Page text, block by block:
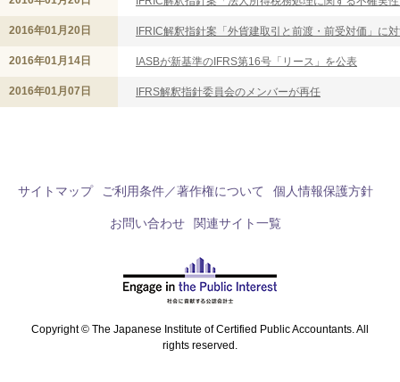
2016年01月20日 IFRIC解釈指針案「外貨建取引と前渡・前受対価」に
2016年01月14日 IASBが新基準のIFRS第16号「リース」を公表
2016年01月07日 IFRS解釈指針委員会のメンバーが再任
サイトマップ ご利用条件／著作権について 個人情報保護方針
お問い合わせ 関連サイト一覧
Copyright © The Japanese Institute of Certified Public Accountants. All
rights reserved.